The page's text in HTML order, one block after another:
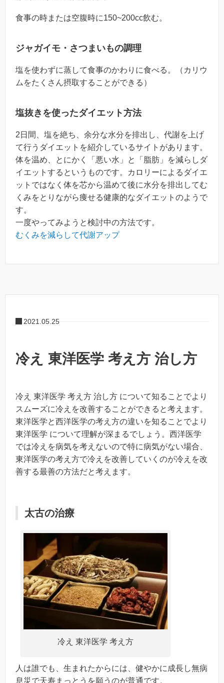
食事の時または空腹時に150~200cc飲む。
ジャガイモ・さつまいもの調理
塩を使わずに蒸して食事のかわりに食べる。（カリウ
ムをたくさん摂取することができる）
塩抜きを使ったダイエット方法
2日間、塩を絶ち、余分な水分を排出し、代謝を上げ
て行うダイエットを紹介しているサイトがあります。
体を温め、とにかく「悪い水」と「脂肪」を減らしダ
イエットするというものです。カロリーによるダイエ
ットではなく体を芯から温めて後に水分を排出してむ
くみをとりながら痩せる健康的なダイエットのようで
す。
一度やってみようと検討中の方法です。
むくみを減らして代謝アップ
2021.05.25
冷え 東洋医学 考え方 治し方
冷え 東洋医学 考え方 治し方 について知ることでより
スムーズに冷えを改善することができると考えます。
東洋医学と西洋医学の考え方の違いを知ることでより
東洋医学 について理解が深まるでしょう。西洋医学
では冷えを病気を考えないので特に病気がない場合、
東洋医学の考え方で冷えを改善していくのが冷えを改
善する最善の方法だと考えます。
太古の治療
冷え 東洋医学 考え方
人は誰でも、生まれたからには、健やかに成長し無病
息災で天寿まっとうを願うのが普通です。